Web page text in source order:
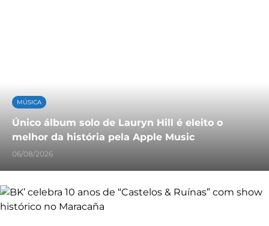
MÚSICA
Único álbum solo de Lauryn Hill é eleito o
melhor da história pela Apple Music
06/08/2026